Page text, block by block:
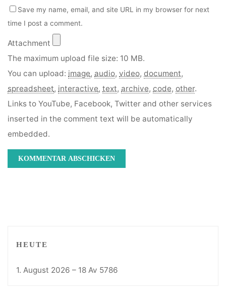
Save my name, email, and site URL in my browser for next
time I post a comment.
Attachment
The maximum upload file size: 10 MB.
You can upload: image,audio,video,document,
spreadsheet, interactive,text,archive,code,other.
Links to YouTube, Facebook, Twitter and other services
inserted in the comment text will be automatically
embedded.
HEUTE
1. August 2026 – 18 Av 5786